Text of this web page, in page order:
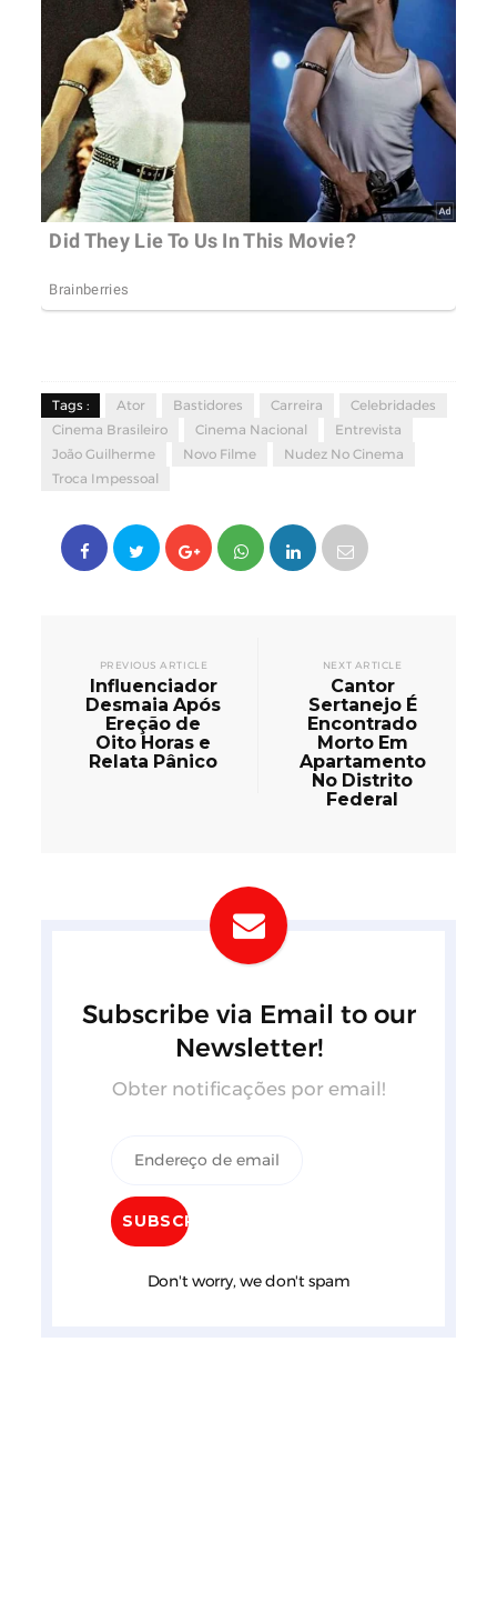
Tags : Ator Bastidores Carreira
Celebridades
Cinema Brasileiro
Cinema Nacional
Entrevista
João Guilherme
Novo Filme
Nudez No Cinema
Troca Impessoal
PREVIOUS ARTICLE
Influenciador
Desmaia Após
Ereção de
Oito Horas e
Relata Pânico
NEXT ARTICLE
Cantor
Sertanejo É
Encontrado
Morto Em
Apartamento
No Distrito
Federal
Subscribe via Email to our
Newsletter!
Obter notificações por email!
Don't worry, we don't spam